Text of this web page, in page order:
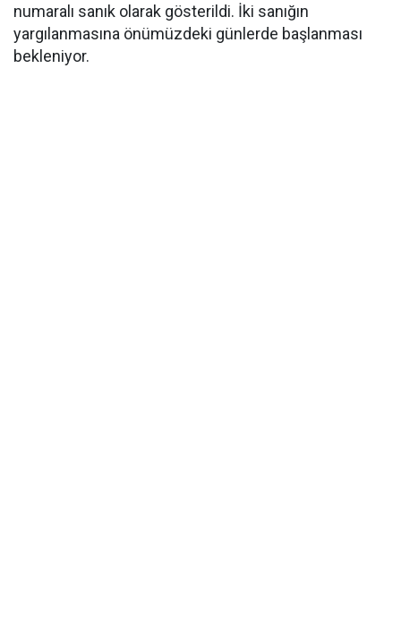
numaralı sanık olarak gösterildi. İki sanığın
yargılanmasına önümüzdeki günlerde başlanması
bekleniyor.